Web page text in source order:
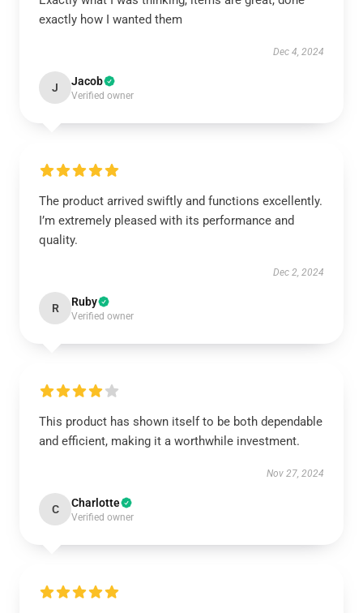
exactly how I wanted them
Dec 4, 2024
J Jacob
Verified owner
The product arrived swiftly and functions excellently.
I’m extremely pleased with its performance and
quality.
Dec 2, 2024
R Ruby
Verified owner
This product has shown itself to be both dependable
and efficient, making it a worthwhile investment.
Nov 27, 2024
C Charlotte
Verified owner